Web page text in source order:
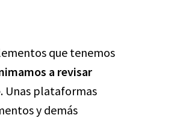
que tenemos
a revisar
. Unas plataformas
y demás